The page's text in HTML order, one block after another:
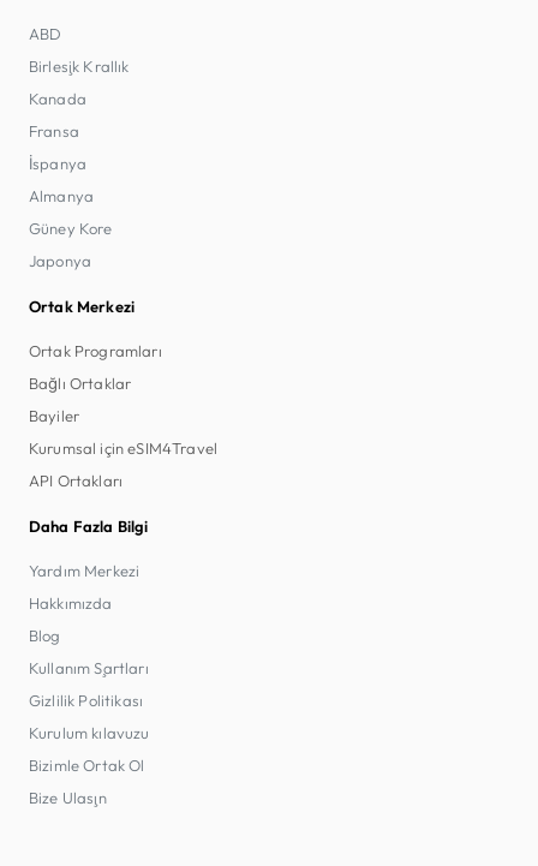
ABD
Birleşik Krallık
Kanada
Fransa
İspanya
Almanya
Güney Kore
Japonya
Ortak Merkezi
Ortak Programları
Bağlı Ortaklar
Bayiler
Kurumsal için eSIM4Travel
API Ortakları
Daha Fazla Bilgi
Yardım Merkezi
Hakkımızda
Blog
Kullanım Şartları
Gizlilik Politikası
Kurulum kılavuzu
Bizimle Ortak Ol
Bize Ulaşın